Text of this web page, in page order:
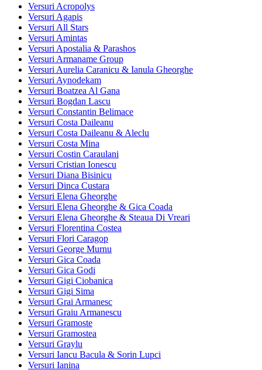
Versuri Acropolys
Versuri Agapis
Versuri All Stars
Versuri Amintas
Versuri Apostalia & Parashos
Versuri Armaname Group
Versuri Aurelia Caranicu & Ianula Gheorghe
Versuri Aynodekam
Versuri Boatzea Al Gana
Versuri Bogdan Lascu
Versuri Constantin Belimace
Versuri Costa Daileanu
Versuri Costa Daileanu & Aleclu
Versuri Costa Mina
Versuri Costin Caraulani
Versuri Cristian Ionescu
Versuri Diana Bisinicu
Versuri Dinca Custara
Versuri Elena Gheorghe
Versuri Elena Gheorghe & Gica Coada
Versuri Elena Gheorghe & Steaua Di Vreari
Versuri Florentina Costea
Versuri Flori Caragop
Versuri George Murnu
Versuri Gica Coada
Versuri Gica Godi
Versuri Gigi Ciobanica
Versuri Gigi Sima
Versuri Grai Armanesc
Versuri Graiu Armanescu
Versuri Gramoste
Versuri Gramostea
Versuri Graylu
Versuri Iancu Bacula & Sorin Lupci
Versuri Ianina